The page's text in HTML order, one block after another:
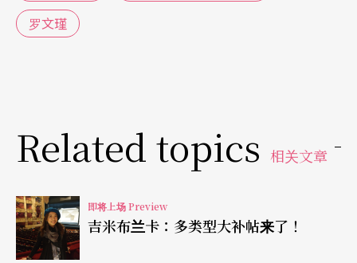
运用肢体语言传达抽象情绪是困难的，罗文瑾为此
作了许多尝试，如：为了表达爸爸在家庭中的权威
动，表示内心焦虑；不停轻摇头，表示内心不安。
开启角色隐性人格，引导角色呈现肢体，负责演出
关键钥匙的舞者，脸将被隐藏，身体也会被风衣覆
罗文瑾
Related topics 相关文章
即将上场 Preview
吉米布兰卡：多类型大补帖来了！